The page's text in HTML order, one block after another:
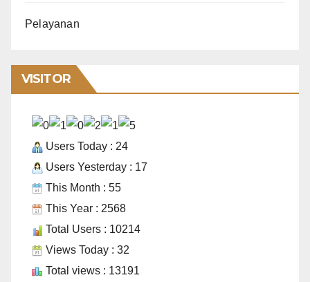
Pelayanan
VISITOR
Users Today : 24
Users Yesterday : 17
This Month : 55
This Year : 2568
Total Users : 10214
Views Today : 32
Total views : 13191